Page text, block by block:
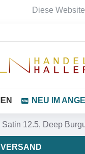
Diese
NEU IM
12.5, Deep
VERSAND